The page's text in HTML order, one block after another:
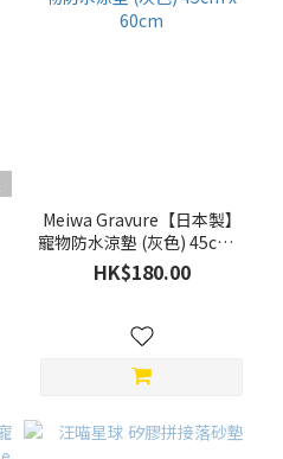
Meiwa Gravure【日本製】
寵物防水涼墊 (灰色) 45cm x
60cm
HK$180.00